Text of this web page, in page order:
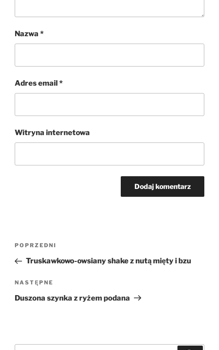
Nazwa *
Adres email*
Witryna internetowa
Nawigacja
Poprzedni
wpis
POPRZEDNI
Truskawkowo-owsiany shake z nutą mięty i bzu
Następny
wpis
NASTĘPNE
Duszona szynka z ryżem podana